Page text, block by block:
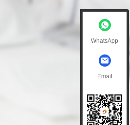
WhatsApp
Email